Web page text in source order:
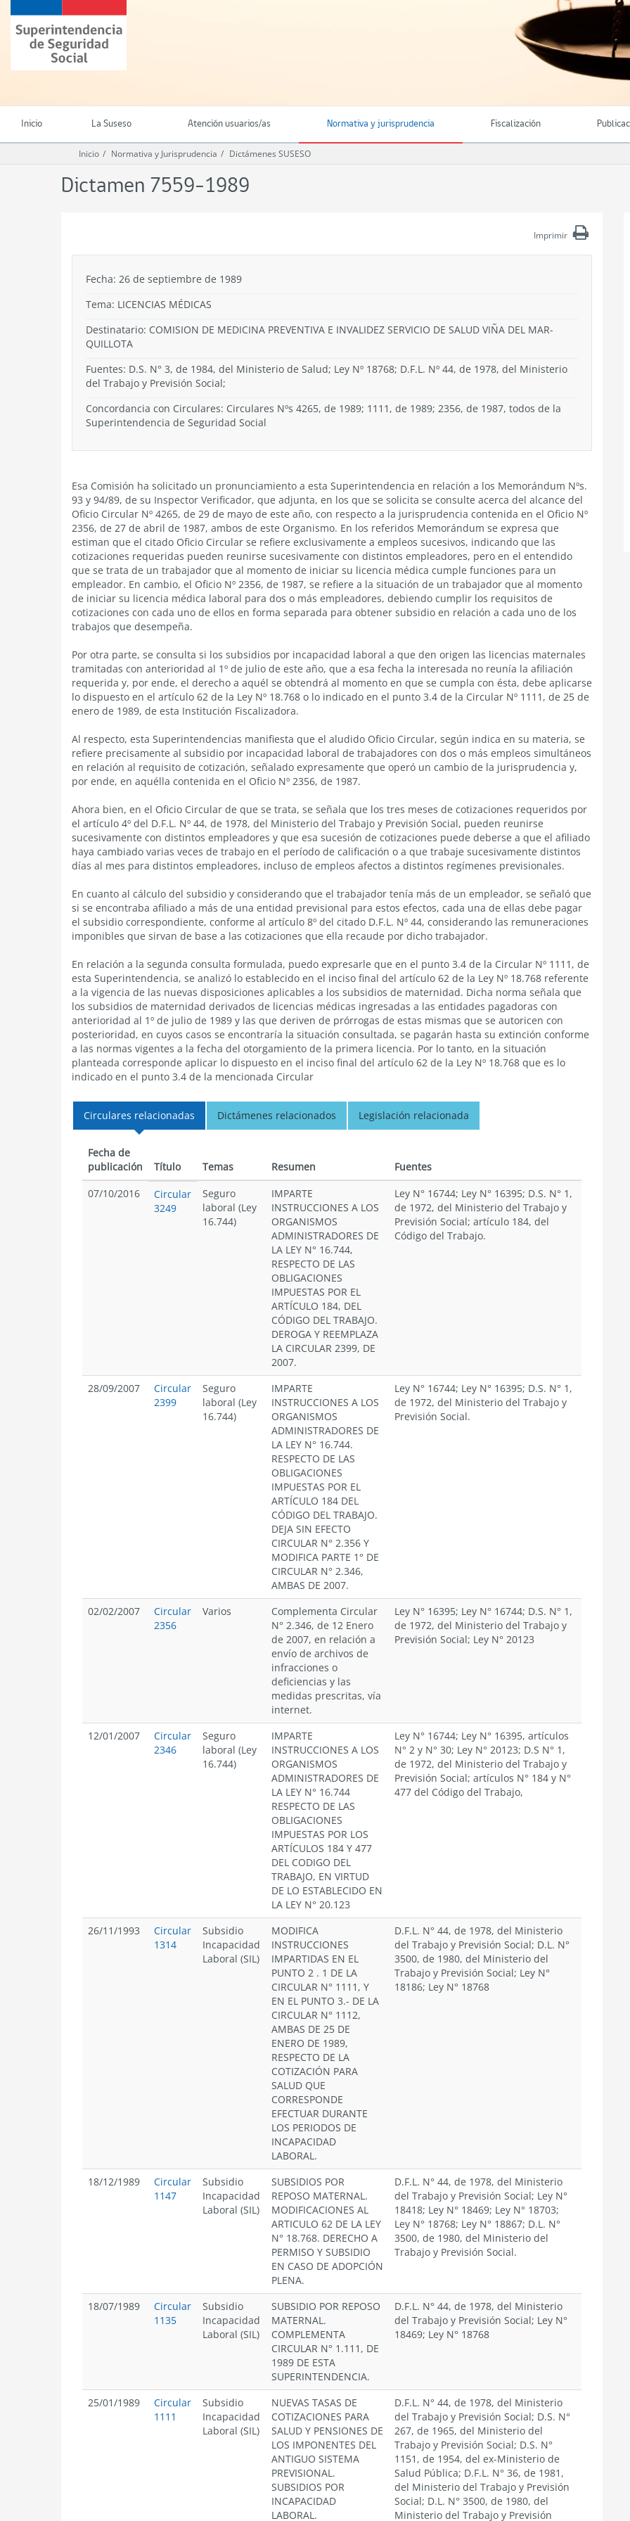
contenido
principal
Superintendencia
de
Seguridad
(SUSESO)
Chile
Inicio La Suseso Atención usuarios/as Normativa y jurisprudencia Fiscalización
Inicio Normativa y Jurisprudencia Dictámenes SUSESO
Dictamen 7559-1989
Imprimir
Fecha: 26 de septiembre de 1989
Tema: LICENCIAS MÉDICAS
Destinatario: COMISION DE MEDICINA PREVENTIVA E INVALIDEZ SERVICIO DE SALUD VIÑA DEL MAR-
QUILLOTA
Fuentes: D.S. N° 3, de 1984, del Ministerio de Salud; Ley Nº 18768; D.F.L. Nº 44, de 1978, del Ministerio
del Trabajo y Previsión Social;
Concordancia con Circulares: Circulares Nºs 4265, de 1989; 1111, de 1989; 2356, de 1987, todos de la
Superintendencia de Seguridad Social
Esa Comisión ha solicitado un pronunciamiento a esta Superintendencia en relación a los Memorándum Nºs.
93 y 94/89, de su Inspector Verificador, que adjunta, en los que se solicita se consulte acerca del alcance del
Oficio Circular Nº 4265, de 29 de mayo de este año, con respecto a la jurisprudencia contenida en el Oficio Nº
2356, de 27 de abril de 1987, ambos de este Organismo. En los referidos Memorándum se expresa que
estiman que el citado Oficio Circular se refiere exclusivamente a empleos sucesivos, indicando que las
cotizaciones requeridas pueden reunirse sucesivamente con distintos empleadores, pero en el entendido
que se trata de un trabajador que al momento de iniciar su licencia médica cumple funciones para un
empleador. En cambio, el Oficio Nº 2356, de 1987, se refiere a la situación de un trabajador que al momento
de iniciar su licencia médica laboral para dos o más empleadores, debiendo cumplir los requisitos de
cotizaciones con cada uno de ellos en forma separada para obtener subsidio en relación a cada uno de los
trabajos que desempeña.
Por otra parte, se consulta si los subsidios por incapacidad laboral a que den origen las licencias maternales
tramitadas con anterioridad al 1º de julio de este año, que a esa fecha la interesada no reunía la afiliación
requerida y, por ende, el derecho a aquél se obtendrá al momento en que se cumpla con ésta, debe aplicarse
lo dispuesto en el artículo 62 de la Ley Nº 18.768 o lo indicado en el punto 3.4 de la Circular Nº 1111, de 25 de
enero de 1989, de esta Institución Fiscalizadora.
Al respecto, esta Superintendencias manifiesta que el aludido Oficio Circular, según indica en su materia, se
refiere precisamente al subsidio por incapacidad laboral de trabajadores con dos o más empleos simultáneos
en relación al requisito de cotización, señalado expresamente que operó un cambio de la jurisprudencia y,
por ende, en aquélla contenida en el Oficio Nº 2356, de 1987.
Ahora bien, en el Oficio Circular de que se trata, se señala que los tres meses de cotizaciones requeridos por
el artículo 4º del D.F.L. Nº 44, de 1978, del Ministerio del Trabajo y Previsión Social, pueden reunirse
sucesivamente con distintos empleadores y que esa sucesión de cotizaciones puede deberse a que el afiliado
haya cambiado varias veces de trabajo en el período de calificación o a que trabaje sucesivamente distintos
días al mes para distintos empleadores, incluso de empleos afectos a distintos regímenes previsionales.
En cuanto al cálculo del subsidio y considerando que el trabajador tenía más de un empleador, se señaló que
si se encontraba afiliado a más de una entidad previsional para estos efectos, cada una de ellas debe pagar
el subsidio correspondiente, conforme al artículo 8º del citado D.F.L. Nº 44, considerando las remuneraciones
imponibles que sirvan de base a las cotizaciones que ella recaude por dicho trabajador.
En relación a la segunda consulta formulada, puedo expresarle que en el punto 3.4 de la Circular Nº 1111, de
esta Superintendencia, se analizó lo establecido en el inciso final del artículo 62 de la Ley Nº 18.768 referente
a la vigencia de las nuevas disposiciones aplicables a los subsidios de maternidad. Dicha norma señala que
los subsidios de maternidad derivados de licencias médicas ingresadas a las entidades pagadoras con
anterioridad al 1º de julio de 1989 y las que deriven de prórrogas de estas mismas que se autoricen con
posterioridad, en cuyos casos se encontraría la situación consultada, se pagarán hasta su extinción conforme
a las normas vigentes a la fecha del otorgamiento de la primera licencia. Por lo tanto, en la situación
planteada corresponde aplicar lo dispuesto en el inciso final del artículo 62 de la Ley Nº 18.768 que es lo
indicado en el punto 3.4 de la mencionada Circular
Circulares relacionadas Dictámenes relacionados Legislación relacionada
Fecha de
publicación
Título Temas Resumen
Fuentes
07/10/2016
Circular
3249
Seguro
laboral (Ley
16.744)
IMPARTE
INSTRUCCIONES A LOS
ORGANISMOS
ADMINISTRADORES DE
LA LEY N° 16.744,
RESPECTO DE LAS
OBLIGACIONES
IMPUESTAS POR EL
ARTÍCULO 184, DEL
CÓDIGO DEL TRABAJO.
DEROGA Y REEMPLAZA
LA CIRCULAR 2399, DE
2007.
Ley N° 16744; Ley N° 16395; D.S. N° 1,
de 1972, del Ministerio del Trabajo y
Previsión Social; artículo 184, del
Código del Trabajo.
28/09/2007
Circular
2399
Seguro
laboral (Ley
16.744)
IMPARTE
INSTRUCCIONES A LOS
ORGANISMOS
ADMINISTRADORES DE
LA LEY N° 16.744.
RESPECTO DE LAS
OBLIGACIONES
IMPUESTAS POR EL
ARTÍCULO 184 DEL
CÓDIGO DEL TRABAJO.
DEJA SIN EFECTO
CIRCULAR N° 2.356 Y
MODIFICA PARTE 1° DE
CIRCULAR N° 2.346,
AMBAS DE 2007.
Ley N° 16744; Ley N° 16395; D.S. N° 1,
de 1972, del Ministerio del Trabajo y
Previsión Social.
02/02/2007
Circular
2356
Varios
Complementa Circular
N° 2.346, de 12 Enero
de 2007, en relación a
envío de archivos de
infracciones o
deficiencias y las
medidas prescritas, vía
internet.
Ley N° 16395; Ley N° 16744; D.S. N° 1,
de 1972, del Ministerio del Trabajo y
Previsión Social; Ley N° 20123
12/01/2007
Circular
2346
Seguro
laboral (Ley
16.744)
IMPARTE
INSTRUCCIONES A LOS
ORGANISMOS
ADMINISTRADORES DE
LA LEY N° 16.744
RESPECTO DE LAS
OBLIGACIONES
IMPUESTAS POR LOS
ARTÍCULOS 184 Y 477
DEL CODIGO DEL
TRABAJO, EN VIRTUD
DE LO ESTABLECIDO EN
LA LEY N° 20.123
Ley N° 16744; Ley N° 16395, artículos
N° 2 y N° 30; Ley N° 20123; D.S N° 1,
de 1972, del Ministerio del Trabajo y
Previsión Social; artículos N° 184 y N°
477 del Código del Trabajo,
26/11/1993
Circular
1314
Subsidio
Incapacidad
Laboral (SIL)
MODIFICA
INSTRUCCIONES
IMPARTIDAS EN EL
PUNTO 2 . 1 DE LA
CIRCULAR N° 1111, Y
EN EL PUNTO 3.- DE LA
CIRCULAR N° 1112,
AMBAS DE 25 DE
ENERO DE 1989,
RESPECTO DE LA
COTIZACIÓN PARA
SALUD QUE
CORRESPONDE
EFECTUAR DURANTE
LOS PERIODOS DE
INCAPACIDAD
LABORAL.
D.F.L. N° 44, de 1978, del Ministerio
del Trabajo y Previsión Social; D.L. N°
3500, de 1980, del Ministerio del
Trabajo y Previsión Social; Ley N°
18186; Ley N° 18768
18/12/1989
Circular
1147
Subsidio
Incapacidad
Laboral (SIL)
SUBSIDIOS POR
REPOSO MATERNAL.
MODIFICACIONES AL
ARTICULO 62 DE LA LEY
N° 18.768. DERECHO A
PERMISO Y SUBSIDIO
EN CASO DE ADOPCIÓN
PLENA.
D.F.L. N° 44, de 1978, del Ministerio
del Trabajo y Previsión Social; Ley N°
18418; Ley N° 18469; Ley N° 18703;
Ley N° 18768; Ley N° 18867; D.L. N°
3500, de 1980, del Ministerio del
Trabajo y Previsión Social.
18/07/1989
Circular
1135
Subsidio
Incapacidad
Laboral (SIL)
SUBSIDIO POR REPOSO
MATERNAL.
COMPLEMENTA
CIRCULAR N° 1.111, DE
1989 DE ESTA
SUPERINTENDENCIA.
D.F.L. N° 44, de 1978, del Ministerio
del Trabajo y Previsión Social; Ley N°
18469; Ley N° 18768
25/01/1989
Circular
1111
Subsidio
Incapacidad
Laboral (SIL)
NUEVAS TASAS DE
COTIZACIONES PARA
SALUD Y PENSIONES DE
LOS IMPONENTES DEL
ANTIGUO SISTEMA
PREVISIONAL.
SUBSIDIOS POR
INCAPACIDAD
LABORAL.
D.F.L. N° 44, de 1978, del Ministerio
del Trabajo y Previsión Social; D.S. N°
267, de 1965, del Ministerio del
Trabajo y Previsión Social; D.S. N°
1151, de 1954, del ex-Ministerio de
Salud Pública; D.F.L. N° 36, de 1981,
del Ministerio del Trabajo y Previsión
Social; D.L. N° 3500, de 1980, del
Ministerio del Trabajo y Previsión